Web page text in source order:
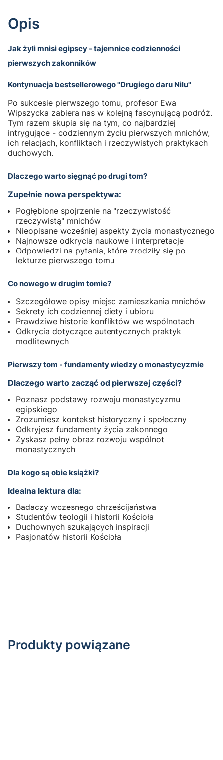
Opis
Jak żyli mnisi egipscy - tajemnice codzienności
pierwszych zakonników
Kontynuacja bestsellerowego "Drugiego daru Nilu"
Po sukcesie pierwszego tomu, profesor Ewa
Wipszycka zabiera nas w kolejną fascynującą podróż.
Tym razem skupia się na tym, co najbardziej
intrygujące - codziennym życiu pierwszych mnichów,
ich relacjach, konfliktach i rzeczywistych praktykach
duchowych.
Dlaczego warto sięgnąć po drugi tom?
Zupełnie nowa perspektywa:
Pogłębione spojrzenie na "rzeczywistość
rzeczywistą" mnichów
Nieopisane wcześniej aspekty życia monastycznego
Najnowsze odkrycia naukowe i interpretacje
Odpowiedzi na pytania, które zrodziły się po
lekturze pierwszego tomu
Co nowego w drugim tomie?
Szczegółowe opisy miejsc zamieszkania mnichów
Sekrety ich codziennej diety i ubioru
Prawdziwe historie konfliktów we wspólnotach
Odkrycia dotyczące autentycznych praktyk
modlitewnych
Pierwszy tom - fundamenty wiedzy o monastycyzmie
Dlaczego warto zacząć od pierwszej części?
Poznasz podstawy rozwoju monastycyzmu
egipskiego
Zrozumiesz kontekst historyczny i społeczny
Odkryjesz fundamenty życia zakonnego
Zyskasz pełny obraz rozwoju wspólnot
monastycznych
Dla kogo są obie książki?
Idealna lektura dla:
Badaczy wczesnego chrześcijaństwa
Studentów teologii i historii Kościoła
Duchownych szukających inspiracji
Pasjonatów historii Kościoła
Produkty powiązane